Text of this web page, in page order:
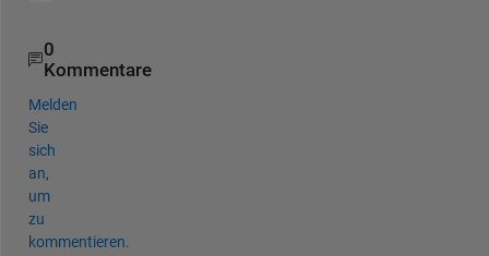
0
Kommentare
Melden
Sie
sich
an,
um
zu
kommentieren.